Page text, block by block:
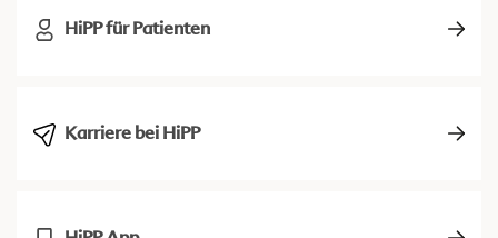
HiPP für Patienten
Karriere bei HiPP